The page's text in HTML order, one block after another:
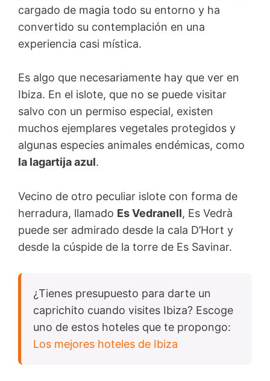
cargado de magia todo su entorno y ha
convertido su contemplación en una
experiencia casi mística.
Es algo que necesariamente hay que ver en
Ibiza. En el islote, que no se puede visitar
salvo con un permiso especial, existen
muchos ejemplares vegetales protegidos y
algunas especies animales endémicas, como
la lagartija azul.
Vecino de otro peculiar islote con forma de
herradura, llamado Es Vedranell, Es Vedrà
puede ser admirado desde la cala D’Hort y
desde la cúspide de la torre de Es Savinar.
¿Tienes presupuesto para darte un
caprichito cuando visites Ibiza? Escoge
uno de estos hoteles que te propongo:
Los mejores hoteles de Ibiza